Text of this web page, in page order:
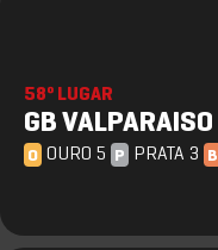
58º LUGAR
GB VALPARAISO
O OURO 5 P PRATA 3 B